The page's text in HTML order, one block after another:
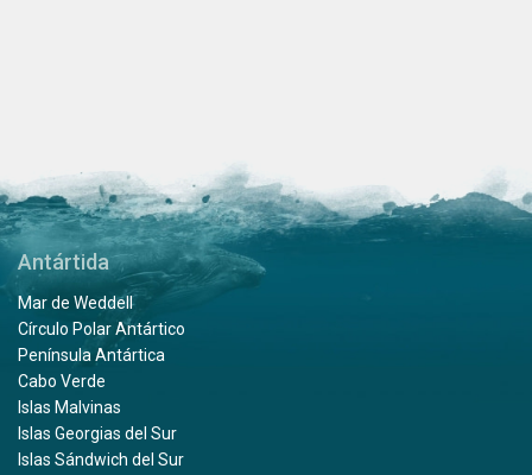
Antártida
Mar de Weddell
Círculo Polar Antártico
Península Antártica
Cabo Verde
Islas Malvinas
Islas Georgias del Sur
Islas Sándwich del Sur